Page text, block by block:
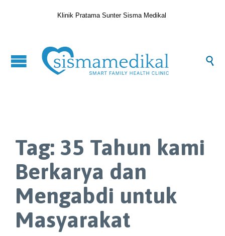
Klinik Pratama Sunter Sisma Medikal

Tag: 35 Tahun kami
Berkarya dan
Mengabdi untuk
Masyarakat